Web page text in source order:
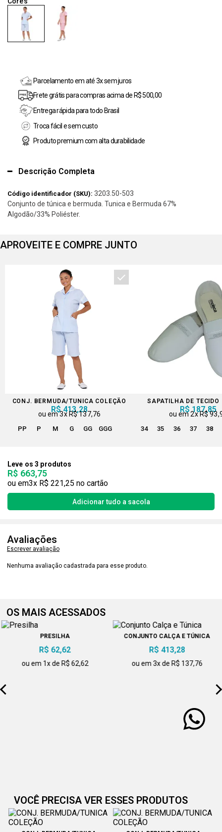
Parcelamento em até 3x sem juros
Frete grátis para compras acima de R$ 500,00
Entrega rápida para todo Brasil
Troca fácil e sem custo
Produto premium com alta durabilidade
Descrição Completa
Código identificador (SKU): 3203.50-503
Conjunto de túnica e bermuda. Tunica e Bermuda 67%
Algodão/33% Poliéster.
APROVEITE E COMPRE JUNTO
CONJ. BERMUDA/TUNICA COLEÇÃO
R$ 413,28
3x R$ 137,76
PP P M G GG GGG
SAPATILHA DE TECIDO
R$ 187,85
2xR$
34 35 36 37 38
Leve os 3 produtos
R$ 663,75
3x R$ 221,25
Avaliações
Escrever avaliação
Nenhuma avaliação cadastrada para esse produto.
OS MAIS ACESSADOS
PRESILHA
R$ 62,62
ou em 1x de R$ 62,62
CONJUNTO CALÇA E TÚNICA
R$ 413,28
ou em 3x de R$ 137,76
VOCÊ PRECISA VER ESSES PRODUTOS